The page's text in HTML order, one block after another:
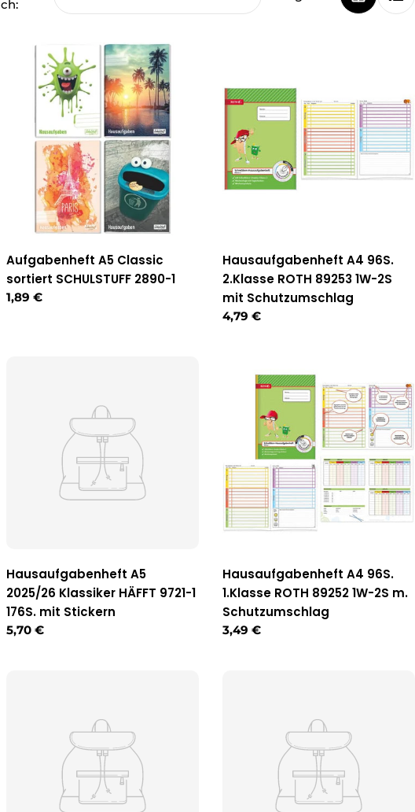
Aufgabenheft A5 Classic
sortiert SCHULSTUFF 2890-1
Regulärer
1,89 €
Hausaufgabenheft A4 96S.
2.Klasse ROTH 89253 1W-2S
mit Schutzumschlag
Regulärer
4,79 €
Hausaufgabenheft A5
2025/26 Klassiker HÄFFT 9721-1
176S. mit Stickern
Regulärer
5,70 €
Hausaufgabenheft A4 96S.
1.Klasse ROTH 89252 1W-2S m.
Schutzumschlag
Regulärer
3,49 €